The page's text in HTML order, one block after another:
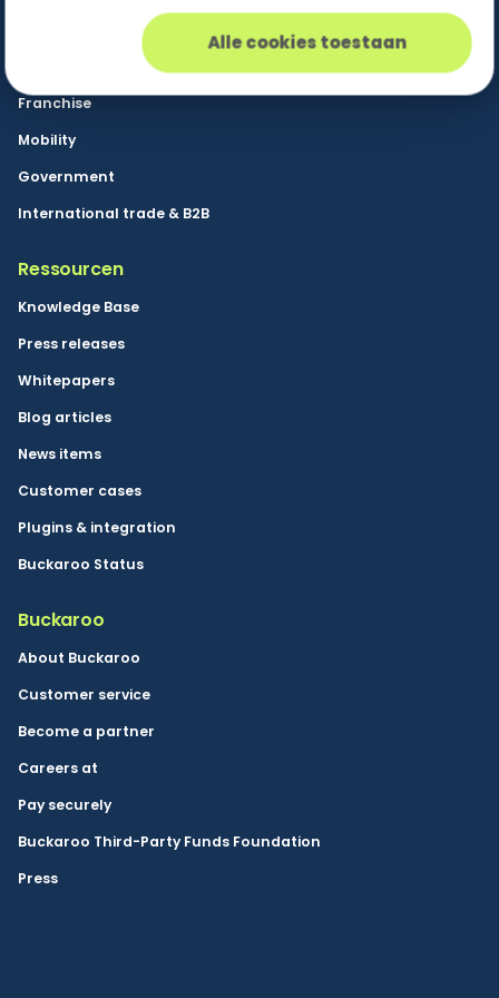
Alle cookies toestaan
Retail & E-commerce
HoReCa & Event Venues
Franchise
Mobility
Government
International trade & B2B
Ressourcen
Knowledge Base
Press releases
Whitepapers
Blog articles
News items
Customer cases
Plugins & integration
Buckaroo Status
Buckaroo
About Buckaroo
Customer service
Become a partner
Careers at
Pay securely
Buckaroo Third-Party Funds Foundation
Press